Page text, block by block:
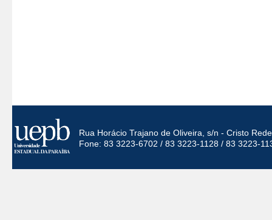
Rua Horácio Trajano de Oliveira, s/n - Cristo
Fone: 83 3223-6702 / 83 3223-1128 / 83 3223-